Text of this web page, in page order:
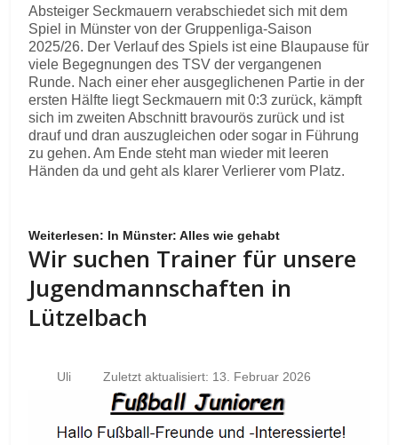
Absteiger Seckmauern verabschiedet sich mit dem
Spiel in Münster von der Gruppenliga-Saison
2025/26. Der Verlauf des Spiels ist eine Blaupause für
viele Begegnungen des TSV der vergangenen
Runde. Nach einer eher ausgeglichenen Partie in der
ersten Hälfte liegt Seckmauern mit 0:3 zurück, kämpft
sich im zweiten Abschnitt bravourös zurück und ist
drauf und dran auszugleichen oder sogar in Führung
zu gehen. Am Ende steht man wieder mit leeren
Händen da und geht als klarer Verlierer vom Platz.
Weiterlesen: In Münster: Alles wie gehabt
Wir suchen Trainer für unsere
Jugendmannschaften in
Lützelbach
Uli Zuletzt aktualisiert: 13. Februar 2026